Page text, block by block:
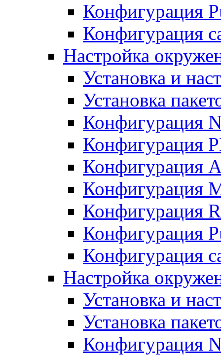
Конфигурация
Конфигурация
Настройка
Установка и
Установка
Конфигурация
Конфигурация
Конфигурация
Конфигурация
Конфигурация
Конфигурация
Конфигурация
Настройка
Установка и
Установка
Конфигурация